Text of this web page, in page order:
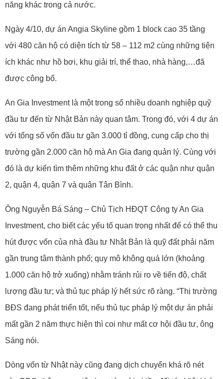
năng khác trong cả nước.
Ngày 4/10, dự án Angia Skyline gồm 1 block cao 35 tầng
với 480 căn hộ có diện tích từ 58 – 112 m2 cùng những tiện
ích khác như hồ bơi, khu giải trí, thể thao, nhà hàng,…đã
được công bố.
An Gia Investment là một trong số nhiều doanh nghiệp quỹ
đầu tư đến từ Nhật Bản này quan tâm. Trong đó, với 4 dự án
với tổng số vốn đầu tư gần 3.000 tỉ đồng, cung cấp cho thị
trường gần 2.000 căn hộ mà An Gia đang quản lý. Cùng với
đó là dự kiến tìm thêm những khu đất ở các quận như quận
2, quận 4, quận 7 và quận Tân Bình.
Ông Nguyễn Bá Sáng – Chủ Tịch HĐQT Công ty An Gia
Investment, cho biết các yếu tố quan trọng nhất để có thể thu
hút được vốn của nhà đầu tư Nhật Bản là quỹ đất phải năm
gần trung tâm thành phố; quy mô không quá lớn (khoảng
1.000 căn hộ trở xuống) nhằm tránh rủi ro về tiến độ, chất
lượng đầu tư; và thủ tục pháp lý hết sức rõ ràng. “Thị trường
BĐS đang phát triển tốt, nếu thủ tục pháp lý một dự án phải
mất gần 2 năm thực hiện thì coi như mất cơ hội đầu tư, ông
Sáng nói.
Dòng vốn từ Nhật này cũng đang dịch chuyển khá rõ nét